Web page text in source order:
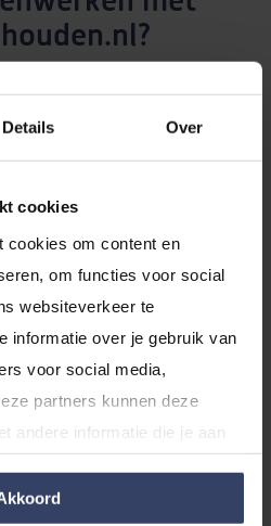
Details Over
cookies
cookies om content en
om functies voor social
websiteverkeer te
informatie over je gebruik van
voor social media,
partners kunnen deze
andere informatie die je aan
services.
een e-mail en wij nemen
Bekijk onzesupport en